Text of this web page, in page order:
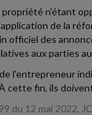
n'étant
de la
officiel des
aux parties
l'entrepreneur
cette fin, ils
du 12 mai 2022,